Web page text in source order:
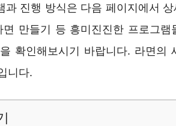
과 진행 방식은 다음 페이지에서
만들기 등 흥미진진한 프로그
확인해보시기 바랍니다. 라면의
니다.